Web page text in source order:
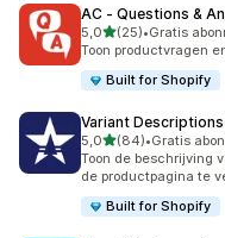
AC ‑ Questions &
5,0van 5 sterren
(25)
25 recensies in totaal
•Gratis
Toon productvragen
Built for Shopify
Variant Descriptions
5,0van 5 sterren
(84)
84 recensies in totaal
•Gratis
Toon de beschrijving
de productpagina te
Built for Shopify